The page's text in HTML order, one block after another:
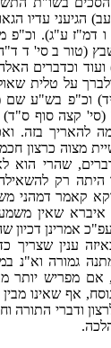
הגיעני עדיו
דמ"ז ע"ג). וכ"פ
(טור ב סי' ד
וכדברים
על טלית
וכ"פ בש"ע שם
קצה סוף ס"ד)
להאריך בזה.
מצוה כרצון
שהרי הוא
היתה רק
קאמר דמהני
שאין
אמרינן
ענין שצריך
גמורה וא"נ
מפריש יותר
אף שאינו
ודברי התורה